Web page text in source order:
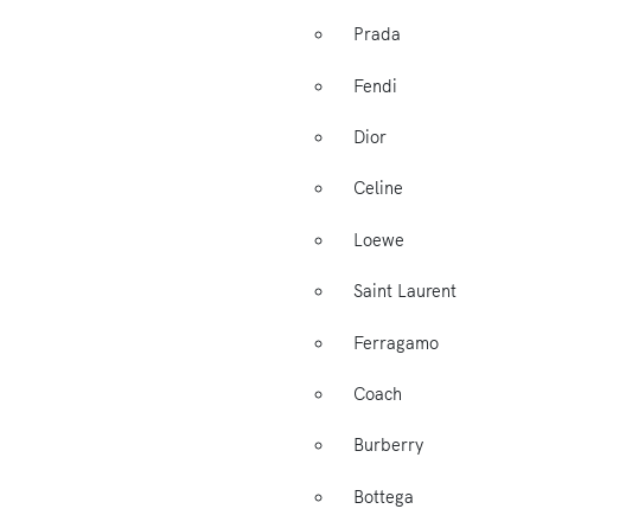
Prada
Fendi
Dior
Celine
Loewe
Saint Laurent
Ferragamo
Coach
Burberry
Bottega